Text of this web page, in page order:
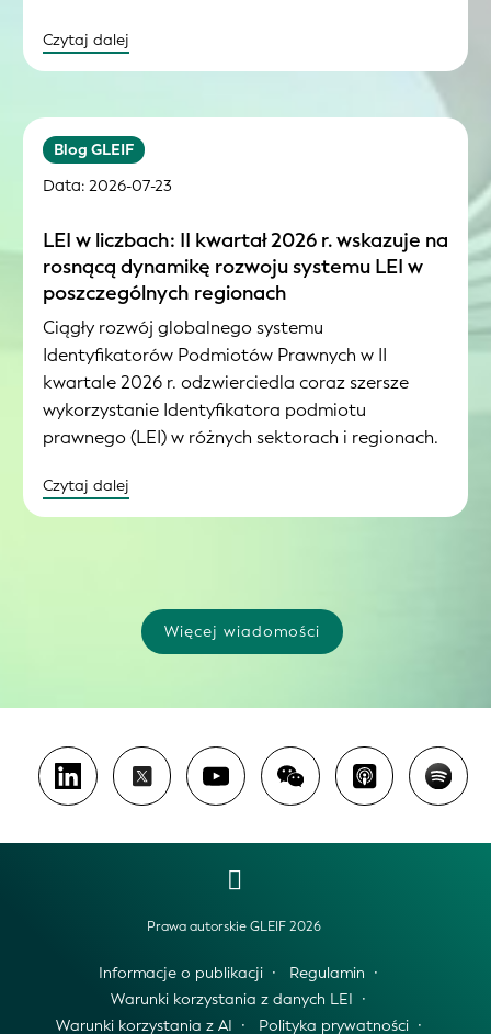
Czytaj dalej
Blog GLEIF
Data: 2026-07-23
LEI w liczbach: II kwartał 2026 r. wskazuje na
rosnącą dynamikę rozwoju systemu LEI w
poszczególnych regionach
Ciągły rozwój globalnego systemu
Identyfikatorów Podmiotów Prawnych w II
kwartale 2026 r. odzwierciedla coraz szersze
wykorzystanie Identyfikatora podmiotu
prawnego (LEI) w różnych sektorach i regionach.
Czytaj dalej
Więcej wiadomości
Prawa autorskie GLEIF 2026
Informacje o publikacji
Regulamin
Warunki korzystania z danych LEI
Warunki korzystania z AI
Polityka prywatności